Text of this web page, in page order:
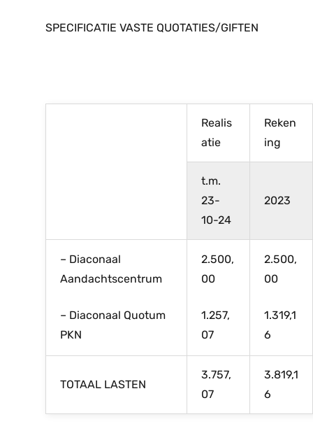
SPECIFICATIE VASTE QUOTATIES/GIFTEN
Realis
atie
Reken
ing
t.m.
23-
10-24
2023
– Diaconaal
Aandachtscentrum
– Diaconaal Quotum
PKN
2.500,
00
1.257,
07
2.500,
00
1.319,1
6
TOTAAL LASTEN
3.757,
07
3.819,1
6